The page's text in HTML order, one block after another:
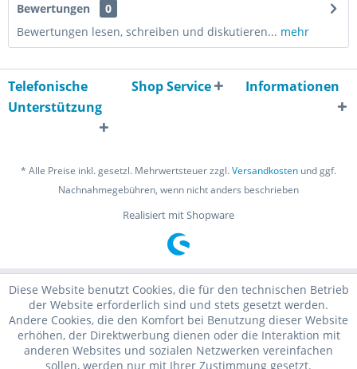
Bewertungen
0
Bewertungen lesen, schreiben und diskutieren... mehr
Telefonische
Unterstützung
Shop Service Informationen
* Alle Preise inkl. gesetzl. Mehrwertsteuer zzgl.Versandkosten und ggf.
Nachnahmegebühren, wenn nicht anders beschrieben
Realisiert mit Shopware
Diese Website benutzt Cookies, die für den technischen Betrieb
der Website erforderlich sind und stets gesetzt werden.
Andere Cookies, die den Komfort bei Benutzung dieser Website
erhöhen, der Direktwerbung dienen oder die Interaktion mit
anderen Websites und sozialen Netzwerken vereinfachen
sollen, werden nur mit Ihrer Zustimmung gesetzt.